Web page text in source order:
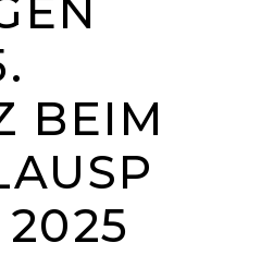
BEIM